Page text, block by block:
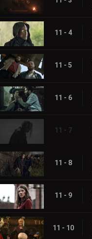
11 - 4
11 - 5
11 - 6
11 - 7
11 - 8
11 - 9
11 - 10